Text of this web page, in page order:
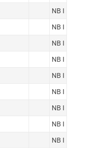
NB I
NB I
NB I
NB I
NB I
NB I
NB I
NB I
NB I